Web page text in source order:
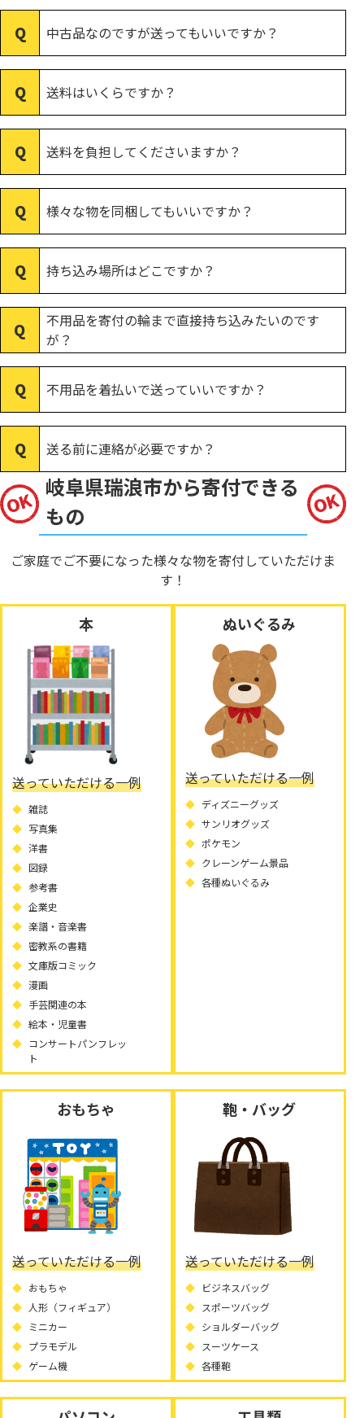
中古品なのですが送ってもいいですか？
送料はいくらですか？
送料を負担してくださいますか？
様々な物を同梱してもいいですか？
持ち込み場所はどこですか？
不用品を寄付の輪まで直接持ち込みたいのです
が？
不用品を着払いで送っていいですか？
送る前に連絡が必要ですか？
岐阜県瑞浪市から寄付できる
もの
ご家庭でご不要になった様々な物を寄付していただけま
す！
本
送っていただける一例
雑誌
写真集
洋書
図録
参考書
企業史
楽譜・音楽書
密教系の書籍
文庫版コミック
漫画
手芸関連の本
絵本・児童書
コンサートパンフレッ
ト
ぬいぐるみ
送っていただける一例
ディズニーグッズ
サンリオグッズ
ポケモン
クレーンゲーム景品
各種ぬいぐるみ
おもちゃ
送っていただける一例
おもちゃ
人形（フィギュア）
ミニカー
プラモデル
ゲーム機
鞄・バッグ
送っていただける一例
ビジネスバッグ
スポーツバッグ
ショルダーバッグ
スーツケース
各種鞄